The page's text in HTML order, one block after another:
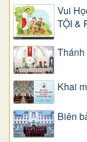
Vui
TỘI &
Thánh
Khai
Biên